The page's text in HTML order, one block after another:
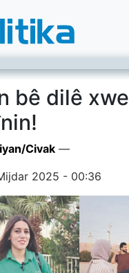
bê dilê xwe
Civak —
2025 - 00:36